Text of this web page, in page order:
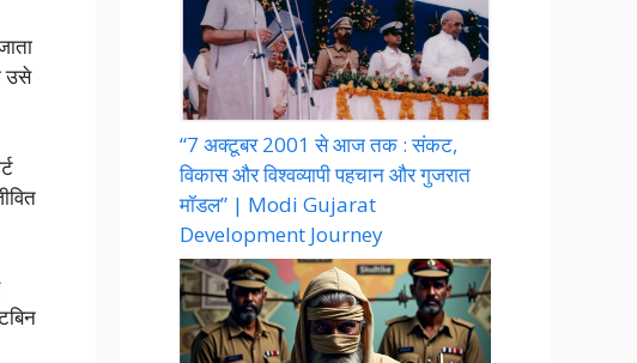
उसे
“7 अक्टूबर 2001 से आज तक : संकट,
विकास और विश्वव्यापी पहचान और गुजरात
मॉडल” | Modi Gujarat
Development Journey